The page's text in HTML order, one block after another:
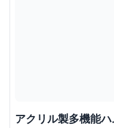
アクリル製多機能